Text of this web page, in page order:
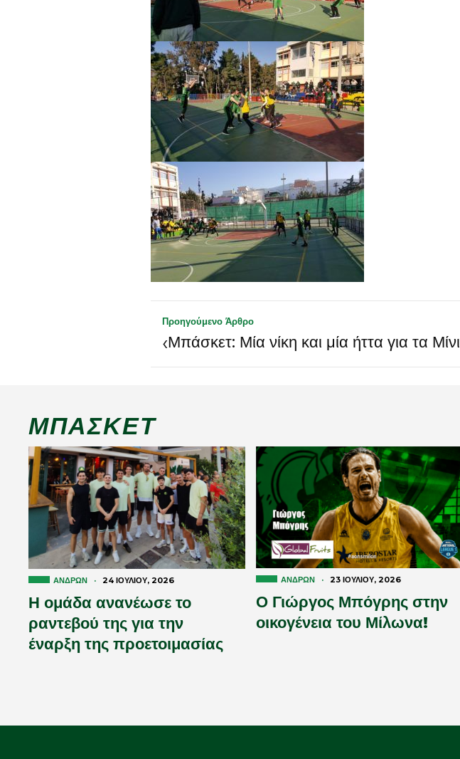
Προηγούμενο Άρθρο
‹Μπάσκετ: Μία νίκη και μία ήττα για τα Μίνι
ΜΠΆΣΚΕΤ
ΑΝΔΡΏΝ · 24 ΙΟΥΛΊΟΥ, 2026
Η ομάδα ανανέωσε το
ραντεβού της για την
έναρξη της προετοιμασίας
ΑΝΔΡΏΝ · 23 ΙΟΥΛΊΟΥ, 2026
Ο Γιώργος Μπόγρης στην
οικογένεια του Μίλωνα!